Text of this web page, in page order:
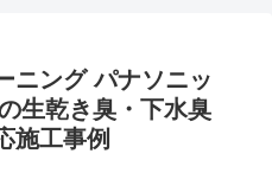
ニング パナソニッ
生乾き臭・下水臭
施工事例